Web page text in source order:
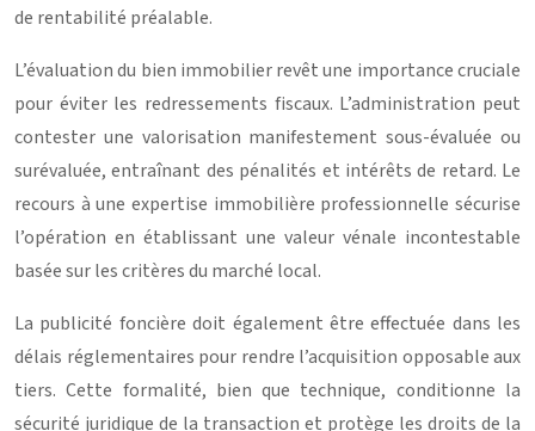
de rentabilité préalable.
L’évaluation du bien immobilier revêt une importance cruciale
pour éviter les redressements fiscaux. L’administration peut
contester une valorisation manifestement sous-évaluée ou
surévaluée, entraînant des pénalités et intérêts de retard. Le
recours à une expertise immobilière professionnelle sécurise
l’opération en établissant une valeur vénale incontestable
basée sur les critères du marché local.
La publicité foncière doit également être effectuée dans les
délais réglementaires pour rendre l’acquisition opposable aux
tiers. Cette formalité, bien que technique, conditionne la
sécurité juridique de la transaction et protège les droits de la